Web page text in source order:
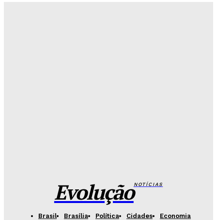
EvoluçãoNOTÍCIAS
Brasil Brasília Política Cidades
Economia